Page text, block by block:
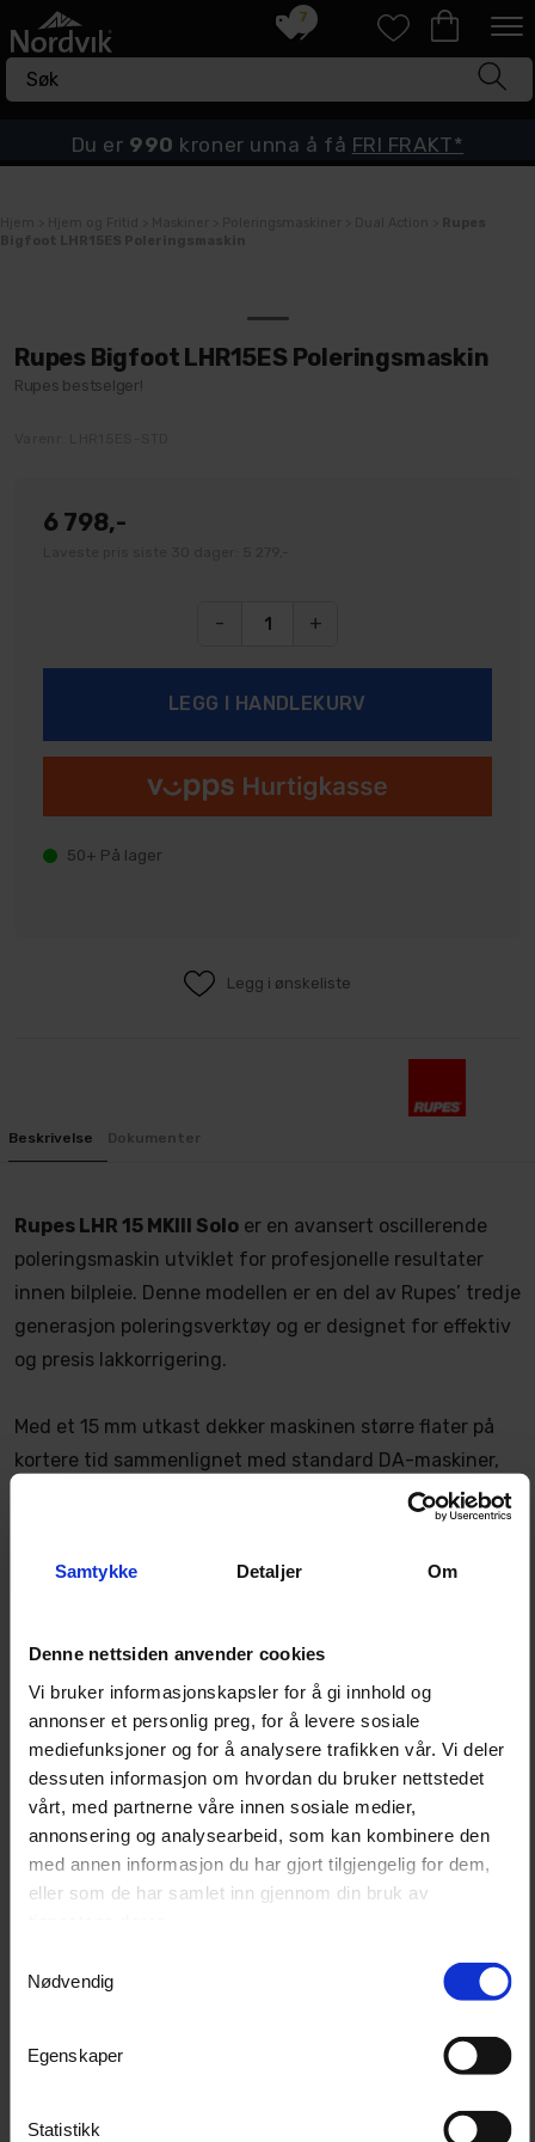
Samtykke Detaljer Om
Denne nettsiden anvender cookies
Vi bruker informasjonskapsler for å gi innhold og
annonser et personlig preg, for å levere sosiale
mediefunksjoner og for å analysere trafikken vår. Vi deler
dessuten informasjon om hvordan du bruker nettstedet
vårt, med partnerne våre innen sosiale medier,
annonsering og analysearbeid, som kan kombinere den
med annen informasjon du har gjort tilgjengelig for dem,
eller som de har samlet inn gjennom din bruk av
Nødvendig
Egenskaper
Statistikk
7
Du er 990 kroner unna å få FRI FRAKT*
Rupes Bigfoot LHR15ES Poleringsmaskin
Rupes bestselger!
6 798,-
- +
50+ På lager
Legg i ønskeliste
Beskrivelse Dokumenter
Rupes LHR 15 MKIII Solo er en avansert oscillerende
poleringsmaskin utviklet for profesjonelle resultater
innen bilpleie. Denne modellen er en del av Rupes’ tredje
generasjon poleringsverktøy og er designet for effektiv
og presis lakkorrigering.
Med et 15 mm utkast dekker maskinen større flater på
kortere tid sammenlignet med standard DA-maskiner,
samtidig som den sikrer jevn og effektiv polering uten
hologrammer eller overoppheting. Den er ideell for
fjerning av swirls, riper og andre mindre lakkskader.
Oscillerende bevegelse:Reduserer risikoen for
hologrammer og gir en jevnere finish
Ergonomisk design:
Komfortabelt grep som
reduserer belastning på hender og armer
Variabel hastighetskontroll:Tilpasning av
poleringshastighet etter behov
Progressiv trigger:Gir bedre kontroll, lik en
gasspedal
Ny turtallsregulator:For jevnere drift
9 meter strømkabel:Gir større bevegelsesfrihet
Bakplate størrelse:
Hastighetsområde: